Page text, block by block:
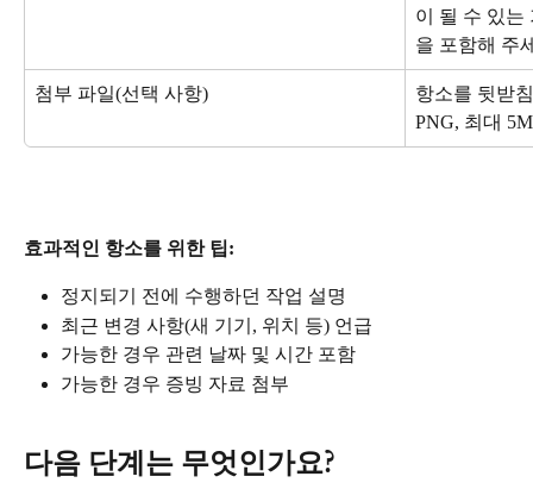
이 될 수 있는
을 포함해 주
첨부 파일(선택 사항)
항소를 뒷받
PNG, 최대
효과적인 항소를 위한 팁:
정지되기 전에 수행하던 작업 설명
최근 변경 사항(새 기기, 위치 등) 언급
가능한 경우 관련 날짜 및 시간 포함
가능한 경우 증빙 자료 첨부
다음 단계는 무엇인가요?